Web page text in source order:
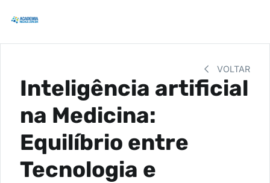
VOLTAR
Inteligência artificial
na Medicina:
Equilíbrio entre
Tecnologia e